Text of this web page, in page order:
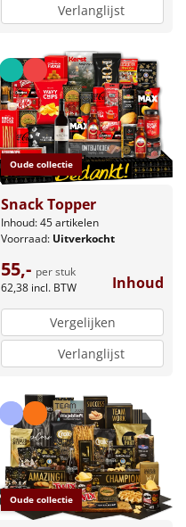
Verlanglijst
Oude collectie
Snack Topper
Inhoud: 45 artikelen
Voorraad: Uitverkocht
55,- per stuk
62,38 incl. BTW Inhoud
Vergelijken
Verlanglijst
Oude collectie